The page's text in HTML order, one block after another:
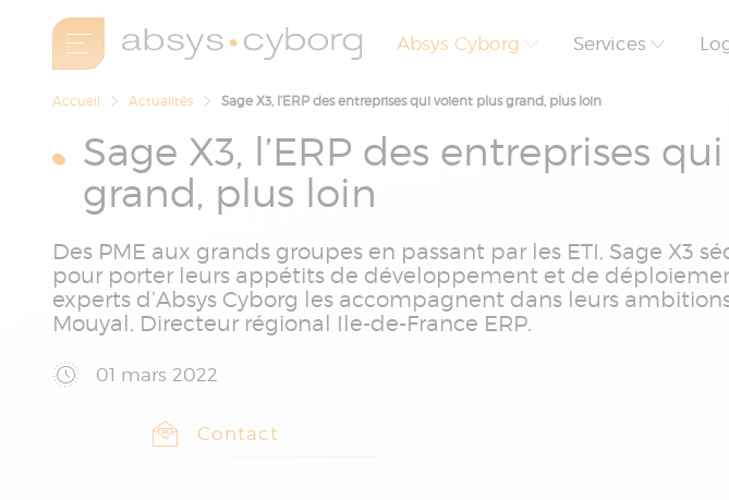
Absys Cyborg Services
Accueil Actualités Sage X3, l’ERP des entreprises qui voient plus grand, plus loin
Sage X3, l’ERP des entreprises
grand, plus loin
Des PME aux grands groupes en passant par les ETI, Sage X3
pour porter leurs appétits de développement et de
experts d’Absys Cyborg les accompagnent dans leurs
Mouyal, Directeur régional Ile-de-France ERP.
01 mars 2022
Contact